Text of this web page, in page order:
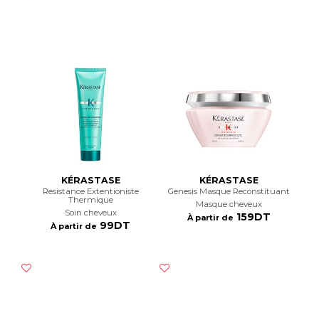
KÉRASTASE
Resistance Extentioniste
Thermique
Soin cheveux
À partir de 99DT
KÉRASTASE
Genesis Masque Reconstituant
Masque cheveux
À partir de 159DT